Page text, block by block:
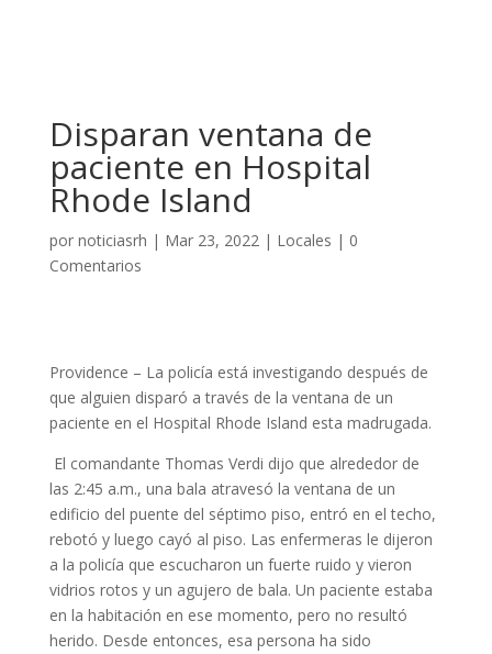
Disparan ventana de
paciente en Hospital
Rhode Island
por noticiasrh | Mar 23, 2022| Locales | 0
Comentarios
Providence – La policía está investigando después de
que alguien disparó a través de la ventana de un
paciente en el Hospital Rhode Island esta madrugada.
El comandante Thomas Verdi dijo que alrededor de
las 2:45 a.m., una bala atravesó la ventana de un
edificio del puente del séptimo piso, entró en el techo,
rebotó y luego cayó al piso. Las enfermeras le dijeron
a la policía que escucharon un fuerte ruido y vieron
vidrios rotos y un agujero de bala. Un paciente estaba
en la habitación en ese momento, pero no resultó
herido. Desde entonces, esa persona ha sido